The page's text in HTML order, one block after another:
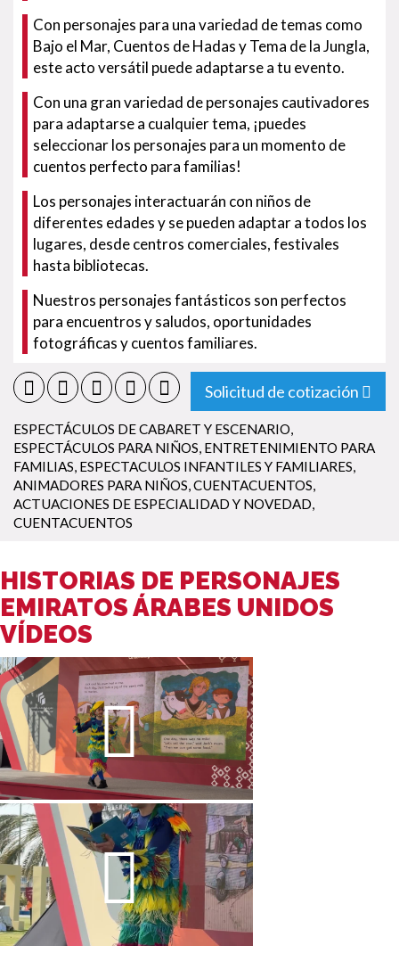
Con personajes para una variedad de temas como
Bajo el Mar, Cuentos de Hadas y Tema de la Jungla,
este acto versátil puede adaptarse a tu evento.
Con una gran variedad de personajes cautivadores
para adaptarse a cualquier tema, ¡puedes
seleccionar los personajes para un momento de
cuentos perfecto para familias!
Los personajes interactuarán con niños de
diferentes edades y se pueden adaptar a todos los
lugares, desde centros comerciales, festivales
hasta bibliotecas.
Nuestros personajes fantásticos son perfectos
para encuentros y saludos, oportunidades
fotográficas y cuentos familiares.
Solicitud de cotización
ESPECTÁCULOS DE CABARET Y ESCENARIO,
ESPECTÁCULOS PARA NIÑOS, ENTRETENIMIENTO PARA
FAMILIAS, ESPECTACULOS INFANTILES Y FAMILIARES,
ANIMADORES PARA NIÑOS,CUENTACUENTOS,
ACTUACIONES DE ESPECIALIDAD Y NOVEDAD,
CUENTACUENTOS
HISTORIAS DE PERSONAJES
EMIRATOS ÁRABES UNIDOS
VÍDEOS